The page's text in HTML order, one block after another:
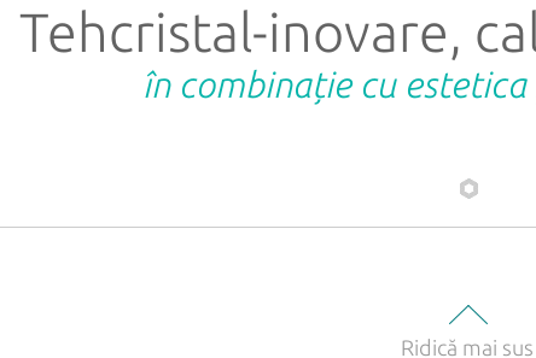
Tehcristal-inovare,
în combinație cu
Ridică mai sus